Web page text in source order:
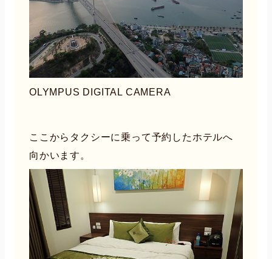
OLYMPUS DIGITAL CAMERA
ここからタクシーに乗って予約したホテルへ
向かいます。